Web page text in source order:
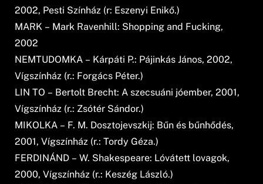
2002, Pesti Színház (r: Eszenyi Enikő.)
MARK – Mark Ravenhill: Shopping and Fucking,
2002
NEMTUDOMKA – Kárpáti P.: Pájinkás János, 2002,
Vígszínház (r.: Forgács Péter.)
LIN TO – Bertolt Brecht: A szecsuáni jóember, 2001,
Vígszínház (r.: Zsótér Sándor.)
MIKOLKA – F. M. Dosztojevszkij: Bűn és bűnhődés,
2001, Vígszínház (r.: Tordy Géza.)
FERDINÁND – W. Shakespeare: Lóvátett lovagok,
2000, Vígszínház (r.: Keszég László.)